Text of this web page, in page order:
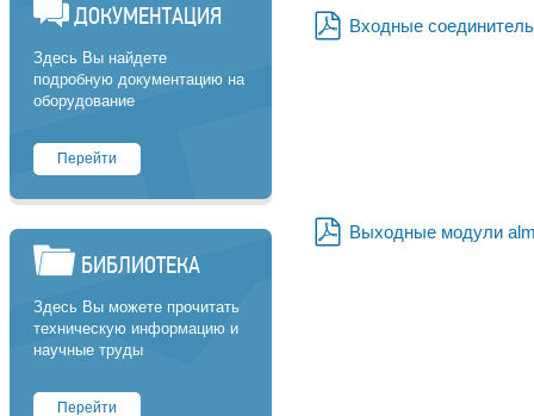
ДОКУМЕНТАЦИЯ
Здесь Вы найдете
подробную документацию на
оборудование
Перейти
БИБЛИОТЕКА
Здесь Вы можете прочитать
техническую информацию и
научные труды
Перейти
Входные
Выходные модули